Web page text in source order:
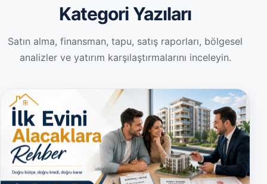
Kategori Yazıları
Satın alma, finansman, tapu, satış raporları, bölgesel
analizler ve yatırım karşılaştırmalarını inceleyin.